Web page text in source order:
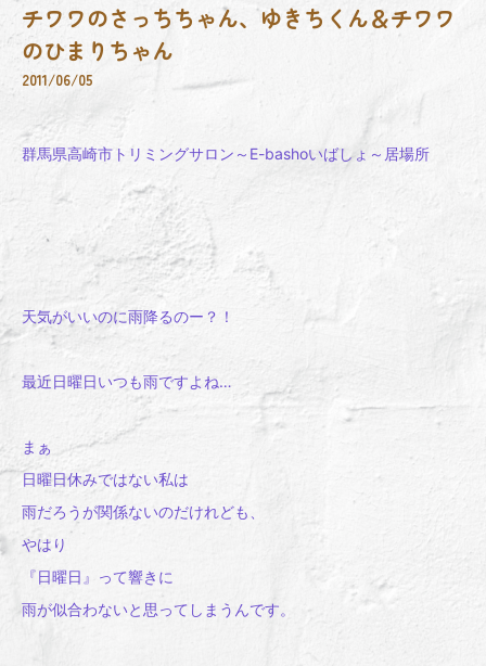
チワワのさっちちゃん、ゆきちくん＆チワワ
のひまりちゃん
2011/06/05
群馬県高崎市トリミングサロン～E-bashoいばしょ～居場所
天気がいいのに雨降るのー？！
最近日曜日いつも雨ですよね…
まぁ
日曜日休みではない私は
雨だろうが関係ないのだけれども、
やはり
『日曜日』って響きに
雨が似合わないと思ってしまうんです。